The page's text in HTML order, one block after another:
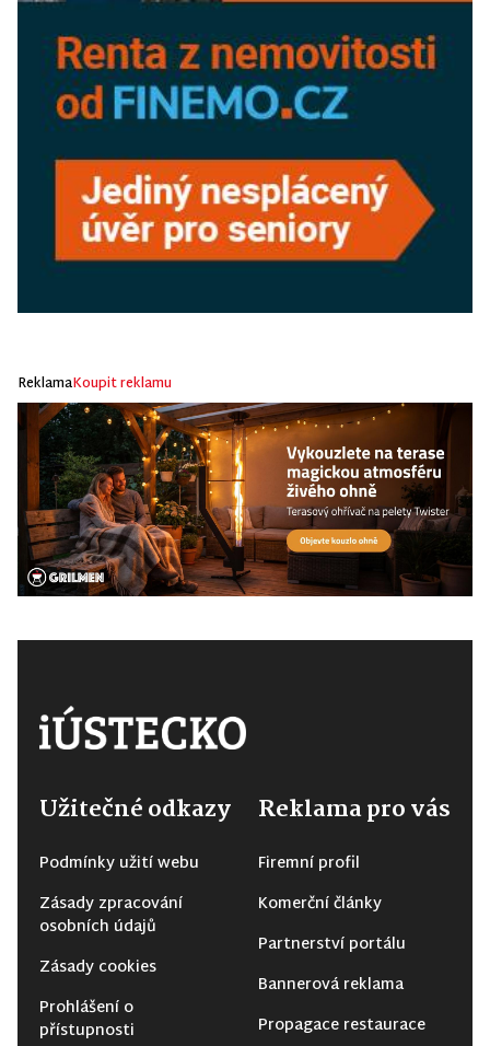
ReklamaKoupit reklamu
Užitečné odkazy
Podmínky užití webu
Zásady zpracování
osobních údajů
Zásady cookies
Prohlášení o
přístupnosti
Reklama pro vás
Firemní profil
Komerční články
Partnerství portálu
Bannerová reklama
Propagace restaurace